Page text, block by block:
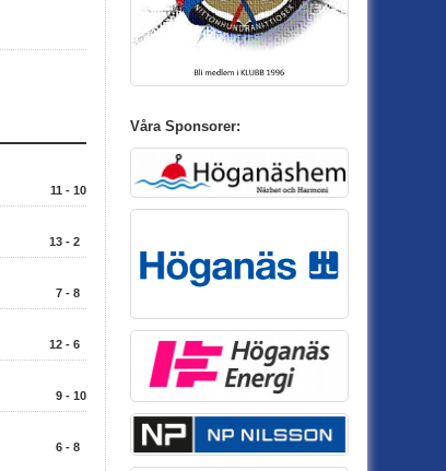
11 - 10
13 - 2
7 - 8
12 - 6
9 - 10
6 - 8
Våra Sponsorer: